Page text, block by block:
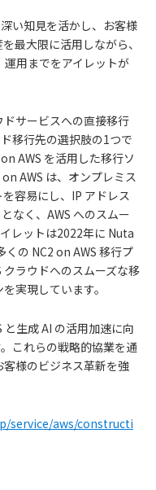
い知見を活かし、お客様
最大限に活用しながら、
運用までをアイレットが
ドサービスへの直接移行
移行先の選択肢の1つで
AWS を活用した移行ソ
AWS は、オンプレミス
容易にし、IP アドレス
なく、AWS へのスムー
レットは2022年に Nuta
の NC2 on AWS 移行プ
ラウドへのスムーズな移
実現しています。
生成 AI の活用加速に向
これらの戦略的協業を通
客様のビジネス革新を強
service/aws/constructi